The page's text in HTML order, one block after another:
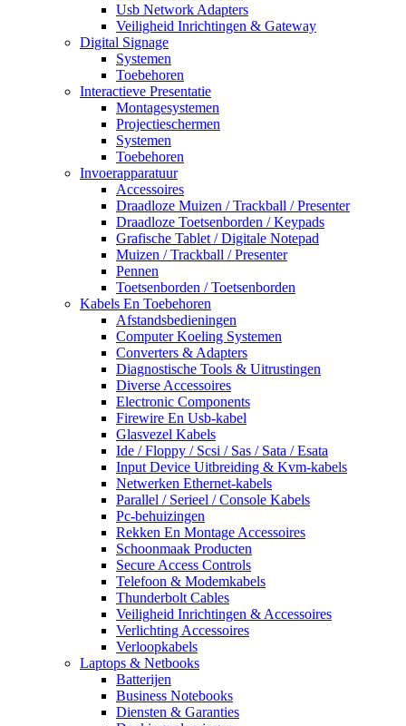
Usb Network Adapters
Veiligheid Inrichtingen & Gateway
Digital Signage
Systemen
Toebehoren
Interactieve Presentatie
Montagesystemen
Projectieschermen
Systemen
Toebehoren
Invoerapparatuur
Accessoires
Draadloze Muizen / Trackball / Presenter
Draadloze Toetsenborden / Keypads
Grafische Tablet / Digitale Notepad
Muizen / Trackball / Presenter
Pennen
Toetsenborden / Toetsenborden
Kabels En Toebehoren
Afstandsbedieningen
Computer Koeling Systemen
Converters & Adapters
Diagnostische Tools & Uitrustingen
Diverse Accessoires
Electronic Components
Firewire En Usb-kabel
Glasvezel Kabels
Ide / Floppy / Scsi / Sas / Sata / Esata
Input Device Uitbreiding & Kvm-kabels
Netwerken Ethernet-kabels
Parallel / Serieel / Console Kabels
Pc-behuizingen
Rekken En Montage Accessoires
Schoonmaak Producten
Secure Access Controls
Telefoon & Modemkabels
Thunderbolt Cables
Veiligheid Inrichtingen & Accessoires
Verlichting Accessoires
Verloopkabels
Laptops & Netbooks
Batterijen
Business Notebooks
Diensten & Garanties